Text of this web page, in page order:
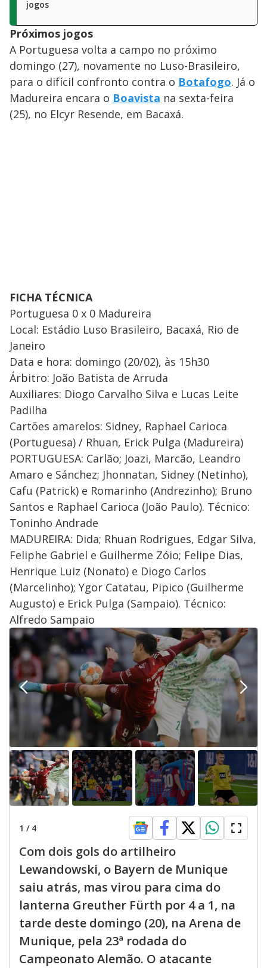
jogos
Próximos jogos
A Portuguesa volta a campo no próximo
domingo (27), novamente no Luso-Brasileiro,
para o difícil confronto contra o Botafogo. Já o
Madureira encara o Boavista na sexta-feira
(25), no Elcyr Resende, em Bacaxá.
FICHA TÉCNICA
Portuguesa 0 x 0 Madureira
Local: Estádio Luso Brasileiro, Bacaxá, Rio de
Janeiro
Data e hora: domingo (20/02), às 15h30
Árbitro: João Batista de Arruda
Auxiliares: Diogo Carvalho Silva e Lucas Leite
Padilha
Cartões amarelos: Sidney, Raphael Carioca
(Portuguesa) / Rhuan, Erick Pulga (Madureira)
PORTUGUESA: Carlão; Joazi, Marcão, Leandro
Amaro e Sánchez; Jhonnatan, Sidney (Netinho),
Cafu (Patrick) e Romarinho (Andrezinho); Bruno
Santos e Raphael Carioca (João Paulo). Técnico:
Toninho Andrade
MADUREIRA: Dida; Rhuan Rodrigues, Edgar Silva,
Feliphe Gabriel e Guilherme Zóio; Felipe Dias,
Henrique Luiz (Nonato) e Diogo Carlos
(Marcelinho); Ygor Catatau, Pipico (Guilherme
Augusto) e Erick Pulga (Sampaio). Técnico:
Alfredo Sampaio
1 / 4
Com dois gols do artilheiro
Lewandowski, o Bayern de Munique
saiu atrás, mas virou para cima do
lanterna Greuther Fürth por 4 a 1, na
tarde deste domingo (20), na Arena de
Munique, pela 23ª rodada do
Campeonato Alemão. O atacante